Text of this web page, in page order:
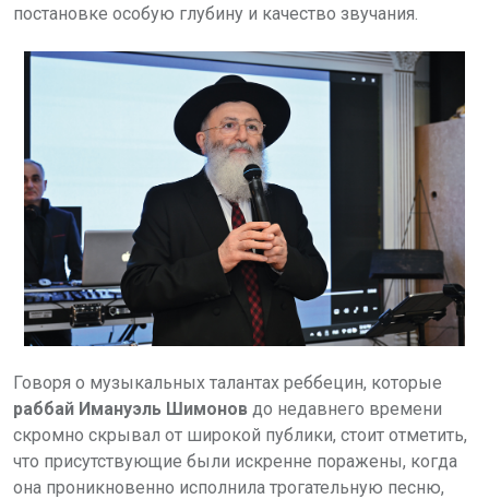
постановке особую глубину и качество звучания.
Говоря о музыкальных талантах реббецин, которые
раббай Имануэль Шимонов до недавнего времени
скромно скрывал от широкой публики, стоит отметить,
что присутствующие были искренне поражены, когда
она проникновенно исполнила трогательную песню,